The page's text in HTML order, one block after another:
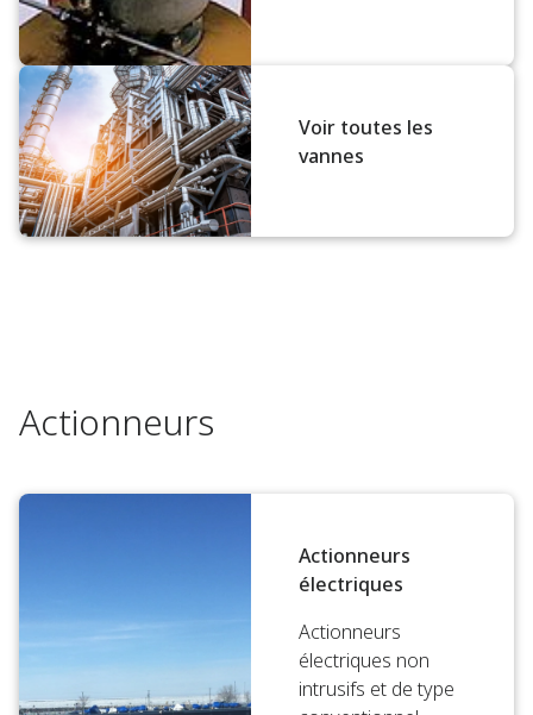
Voir toutes les
vannes
Actionneurs
Actionneurs
électriques
Actionneurs
électriques non
intrusifs et de type